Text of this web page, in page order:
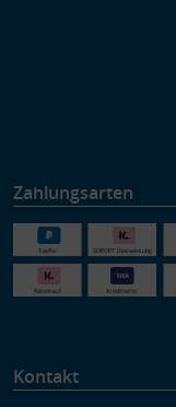
Zahlungsarten
Kontakt